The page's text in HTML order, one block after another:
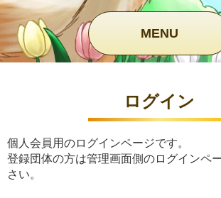
MENU
ログイン
個人会員用のログインページです。
登録団体の方は管理画面側のログインペ
さい。